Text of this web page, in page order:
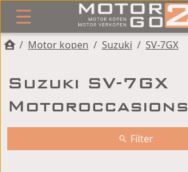
/ Motor kopen / Suzuki / SV-7GX
Suzuki SV-7GX
Motoroccasions
Filter